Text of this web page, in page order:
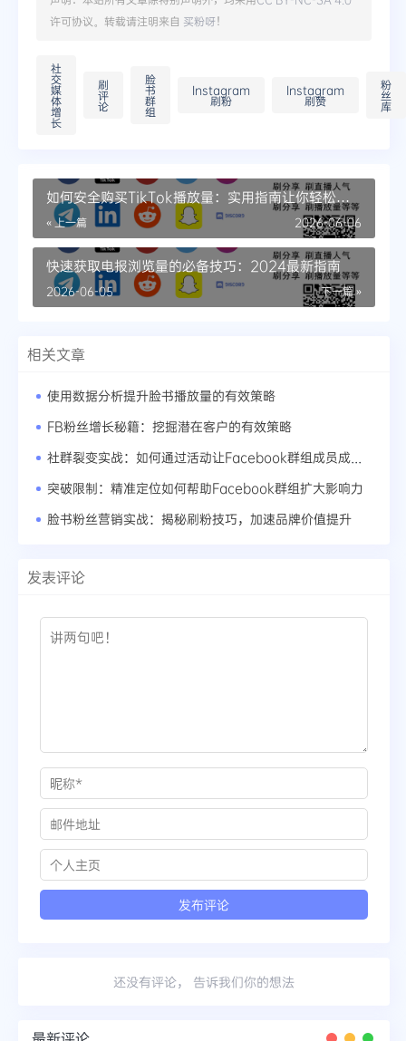
许可协议。转载请注明来自 买粉呀！
社
交
媒
体
增
长
刷
评
论
脸
书
群
组
Instagram
刷粉
Instagram
刷赞
粉
丝
库
如何安全购买TikTok播放量：实用指南让你轻松成
为网红
« 上一篇 2026-06-06
快速获取电报浏览量的必备技巧：2024最新指南
下一篇 »
2026-06-05
相关文章
使用数据分析提升脸书播放量的有效策略
FB粉丝增长秘籍：挖掘潜在客户的有效策略
突破限制：精准定位如何帮助Facebook群组扩大影响力
脸书粉丝营销实战：揭秘刷粉技巧，加速品牌价值提升
发表评论
还没有评论， 告诉我们你的想法